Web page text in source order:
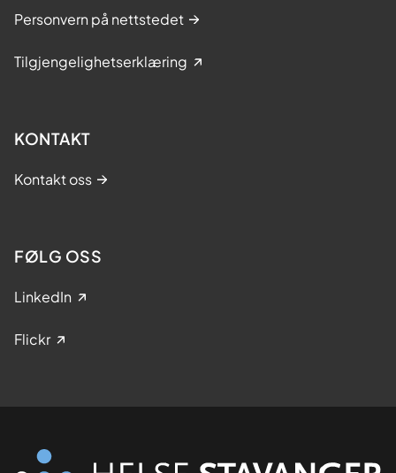
Personvern på nettstedet
Tilgjengelighetserklæring
KONTAKT
Kontakt oss
FØLG OSS
LinkedIn
Flickr